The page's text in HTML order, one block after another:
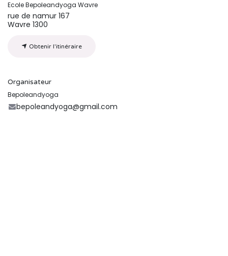
Ecole Bepoleandyoga Wavre
rue de namur 167
Wavre 1300
Obtenir l'itinéraire
Organisateur
Bepoleandyoga
bepoleandyoga@gmail.com